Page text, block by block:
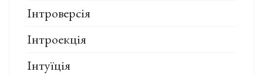
Інтроверсія
Інтроекція
Інтуїція